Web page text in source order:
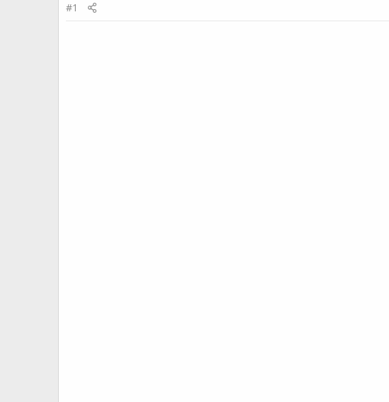
#1